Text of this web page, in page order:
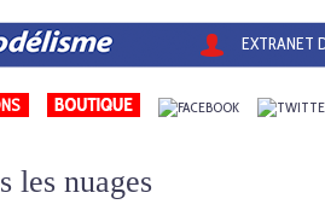
EXTRANET
les nuages